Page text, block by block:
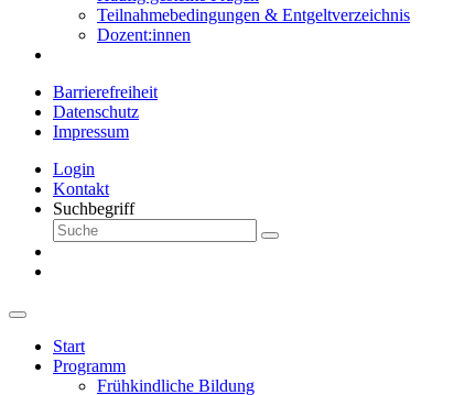
Teilnahmebedingungen & Entgeltverzeichnis
Dozent:innen
Barrierefreiheit
Datenschutz
Impressum
Login
Kontakt
Suchbegriff
Start
Programm
Frühkindliche Bildung